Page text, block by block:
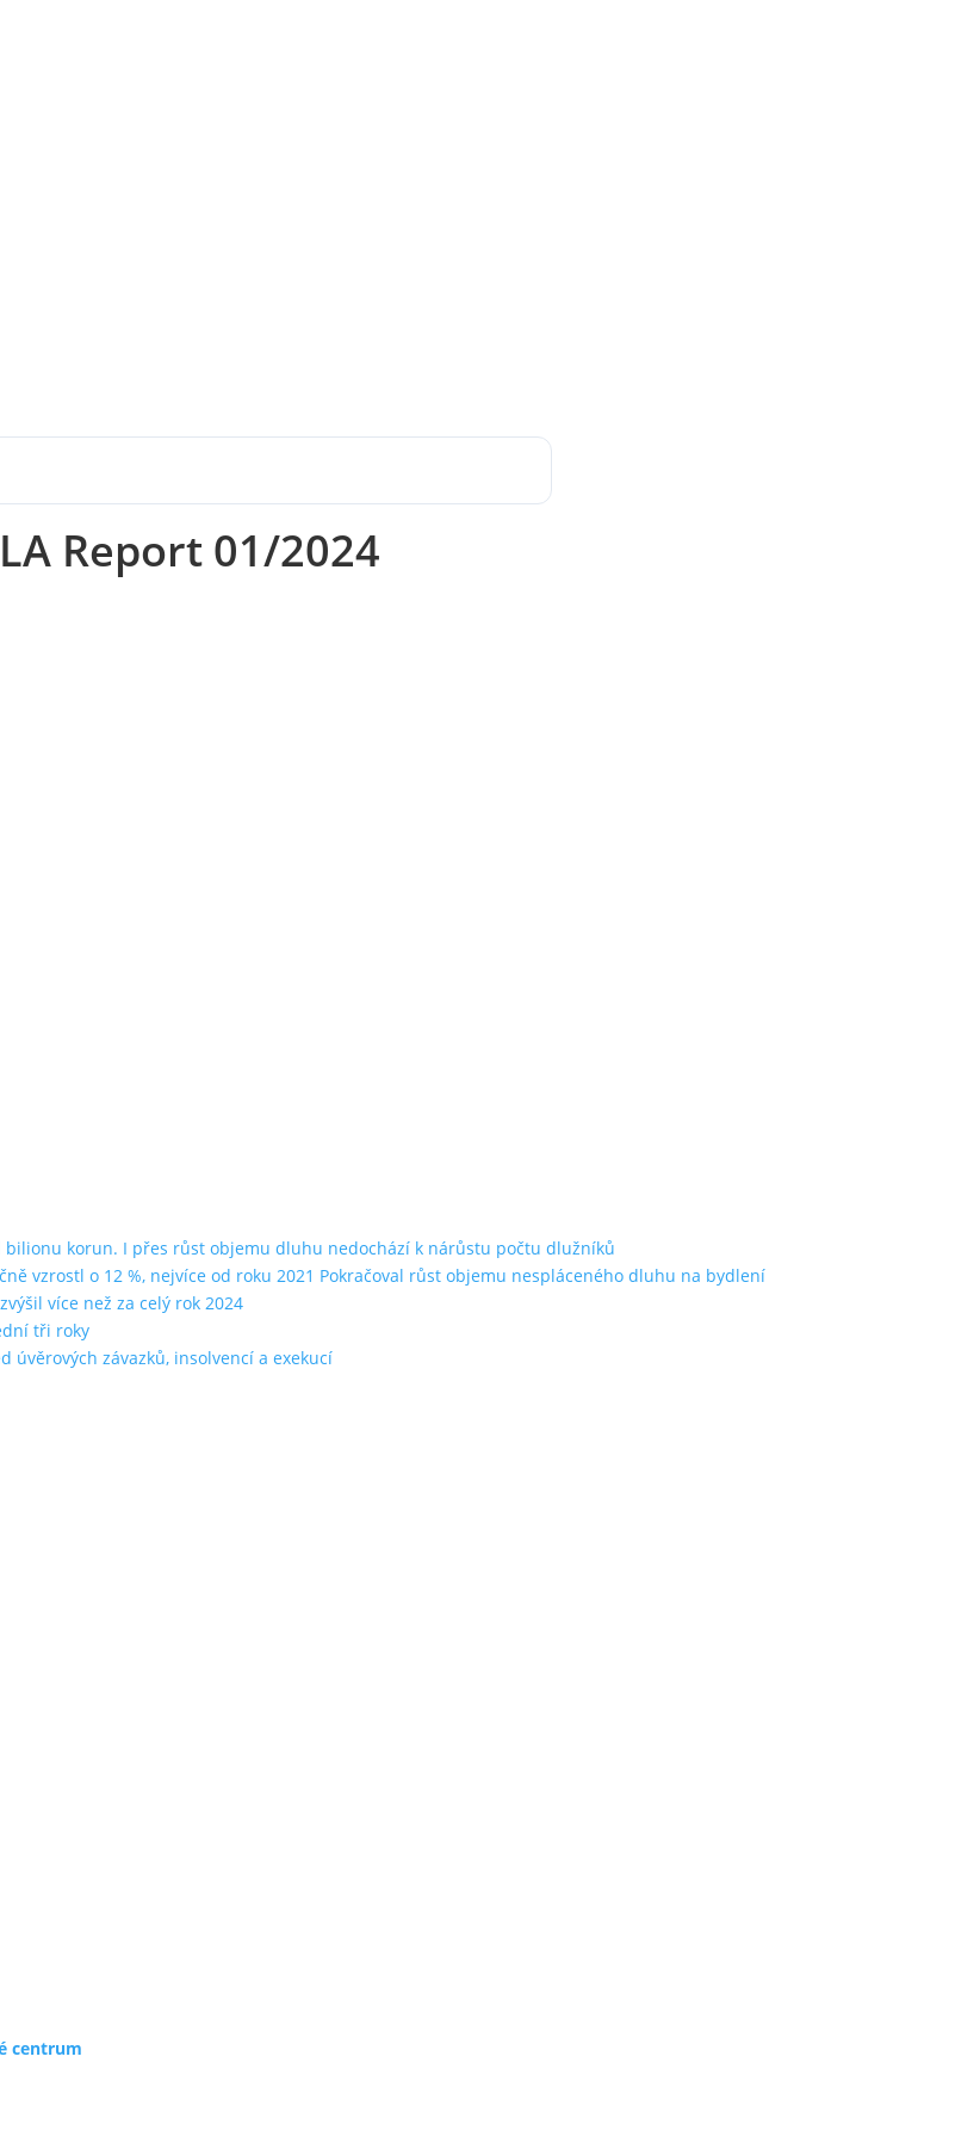
Report 01/2024
korun. I přes růst objemu dluhu nedochází k nárůstu počtu dlužníků
vzrostl o 12 %, nejvíce od roku 2021 Pokračoval růst objemu nespláceného dluhu na bydlení
více než za celý rok 2024
tři roky
úvěrových závazků, insolvencí a exekucí
centrum